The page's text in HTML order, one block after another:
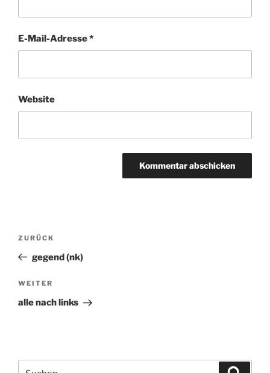
E-Mail-Adresse*
Website
Beitragsnavigation
Vorheriger
Beitrag
ZURÜCK
gegend (nk)
Nächster
Beitrag
WEITER
alle nach links
Suchen